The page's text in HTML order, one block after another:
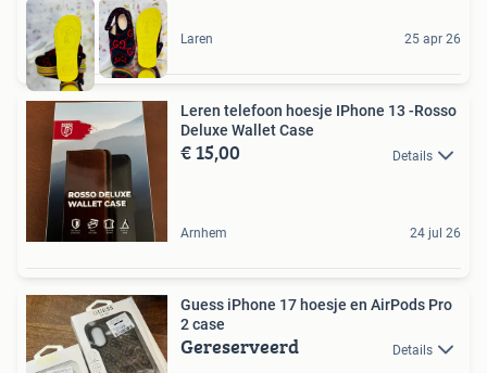
Laren 25 apr 26
Leren telefoon hoesje IPhone 13 -Rosso
Deluxe Wallet Case
€ 15,00 Details
Arnhem 24 jul 26
Guess iPhone 17 hoesje en AirPods Pro
2 case
Gereserveerd Details